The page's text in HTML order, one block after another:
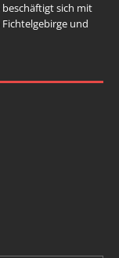
beschäftigt sich mit
und